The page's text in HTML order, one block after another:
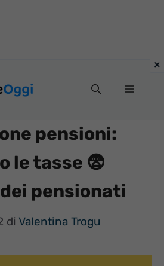
Menu
pensioni:
le tasse 😨
pensionati
di Valentina Trogu